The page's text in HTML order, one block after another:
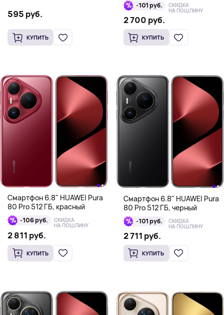
595 руб.
КУПИТЬ
-101 руб. СКИДКА
НА ПОШЛИНУ
2 700 руб.
КУПИТЬ
Смартфон 6.8" HUAWEI Pura
80 Pro 512 ГБ, красный
-106 руб. СКИДКА
НА ПОШЛИНУ
2 811 руб.
КУПИТЬ
Смартфон 6.8" HUAWEI Pura
80 Pro 512 ГБ, черный
-101 руб. СКИДКА
НА ПОШЛИНУ
2 711 руб.
КУПИТЬ